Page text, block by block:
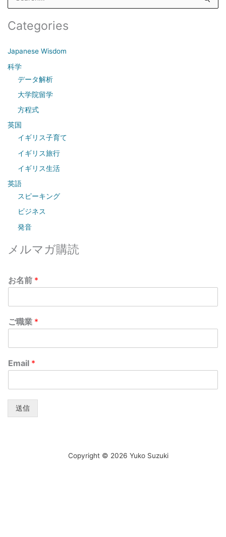
e
a
c
Categories
Japanese Wisdom
科学
データ解析
大学院留学
方程式
英国
イギリス子育て
イギリス旅行
イギリス生活
英語
スピーキング
ビジネス
発音
メルマガ購読
お名前 *
ご職業 *
Email *
送信
Copyright © 2026 Yuko Suzuki